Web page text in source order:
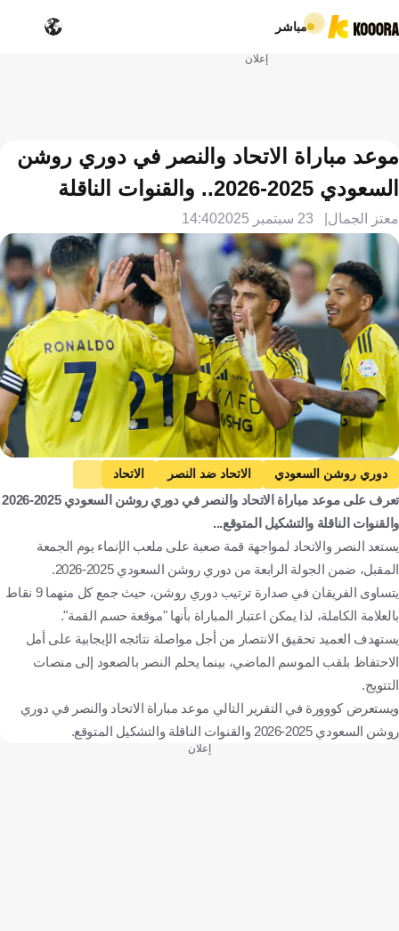
مباشر
إعلان
موعد مباراة الاتحاد والنصر في دوري روشن
السعودي 2025-2026.. والقنوات الناقلة
معتز الجمال 23 سبتمبر 2025 14:40
Getty Images
دوري روشن السعودي الاتحاد ضد النصر
الاتحاد
النصر
المملكة العربية السعودية كرة قدم
تعرف على موعد مباراة الاتحاد والنصر في دوري روشن السعودي 2025-2026
والقنوات الناقلة والتشكيل المتوقع...
يستعد النصر والاتحاد لمواجهة قمة صعبة على ملعب الإنماء يوم الجمعة
المقبل، ضمن الجولة الرابعة من دوري روشن السعودي 2025-2026.
يتساوى الفريقان في صدارة ترتيب دوري روشن، حيث جمع كل منهما 9 نقاط
بالعلامة الكاملة، لذا يمكن اعتبار المباراة بأنها "موقعة حسم القمة".
يستهدف العميد تحقيق الانتصار من أجل مواصلة نتائجه الإيجابية على أمل
الاحتفاظ بلقب الموسم الماضي، بينما يحلم النصر بالصعود إلى منصات
التتويج.
ويستعرض كووورة في التقرير التالي موعد مباراة الاتحاد والنصر في دوري
روشن السعودي 2025-2026 والقنوات الناقلة والتشكيل المتوقع.
إعلان